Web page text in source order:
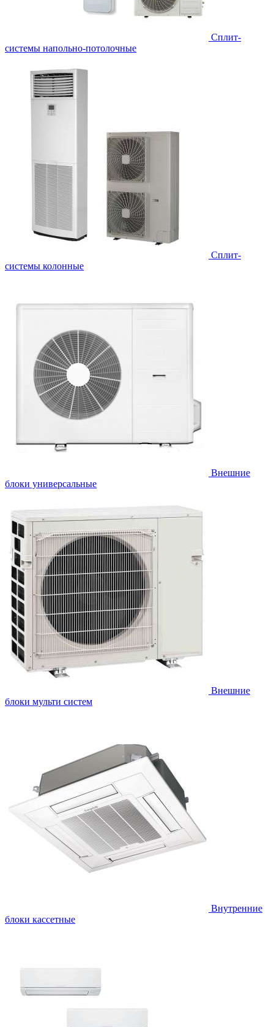
Сплит-
системы напольно-потолочные
Cплит-
системы колонные
Внешние
блоки универсальные
Внешние
блоки мульти систем
Внутренние
блоки кассетные